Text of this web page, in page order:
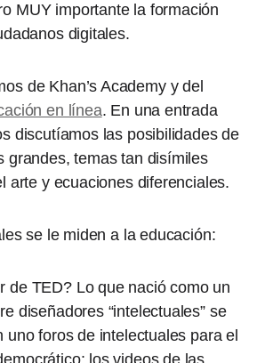
MUY importante la formación
digitales.
de Khan’s Academy y del
en línea. En una entrada
discutíamos las posibilidades de
grandes, temas tan disímiles
arte y ecuaciones diferenciales.
se le miden a la educación:
de TED? Lo que nació como un
diseñadores “intelectuales” se
uno foros de intelectuales para el
los videos de las